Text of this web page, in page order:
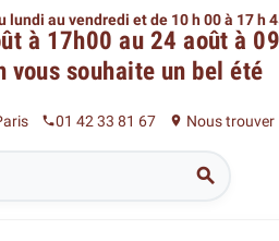
lundi au vendredi et de 10 h 00 à 17 h
à 17h00 au 24 août à
vous souhaite un bel été
phone01 42 33 81 67 place Nous trouver
